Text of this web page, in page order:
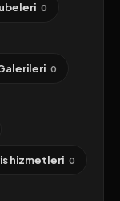
0
0
hizmetleri 0